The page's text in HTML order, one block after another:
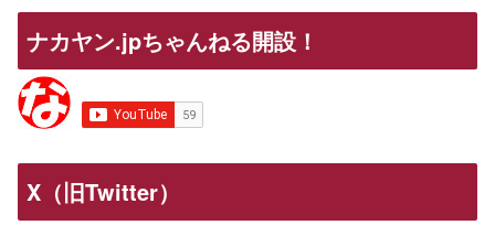
ナカヤン.jpちゃんねる開設！
X（旧Twitter）